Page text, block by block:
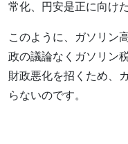
常化、円安是正に向け
このように、ガソリン
政の議論なくガソリン
財政悪化を招くため、
らないのです。